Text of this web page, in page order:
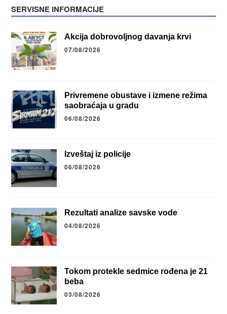
SERVISNE INFORMACIJE
Akcija dobrovoljnog davanja krvi
07/08/2026
Privremene obustave i izmene režima
saobraćaja u gradu
06/08/2026
Izveštaj iz policije
06/08/2026
Rezultati analize savske vode
04/08/2026
Tokom protekle sedmice rođena je 21
beba
03/08/2026